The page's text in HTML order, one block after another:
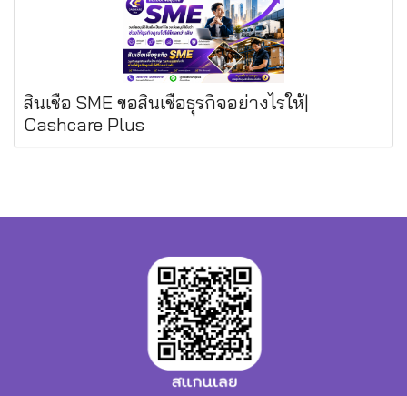
สินเชื่อ SME ขอสินเชื่อธุรกิจอย่างไรให้|
Cashcare Plus